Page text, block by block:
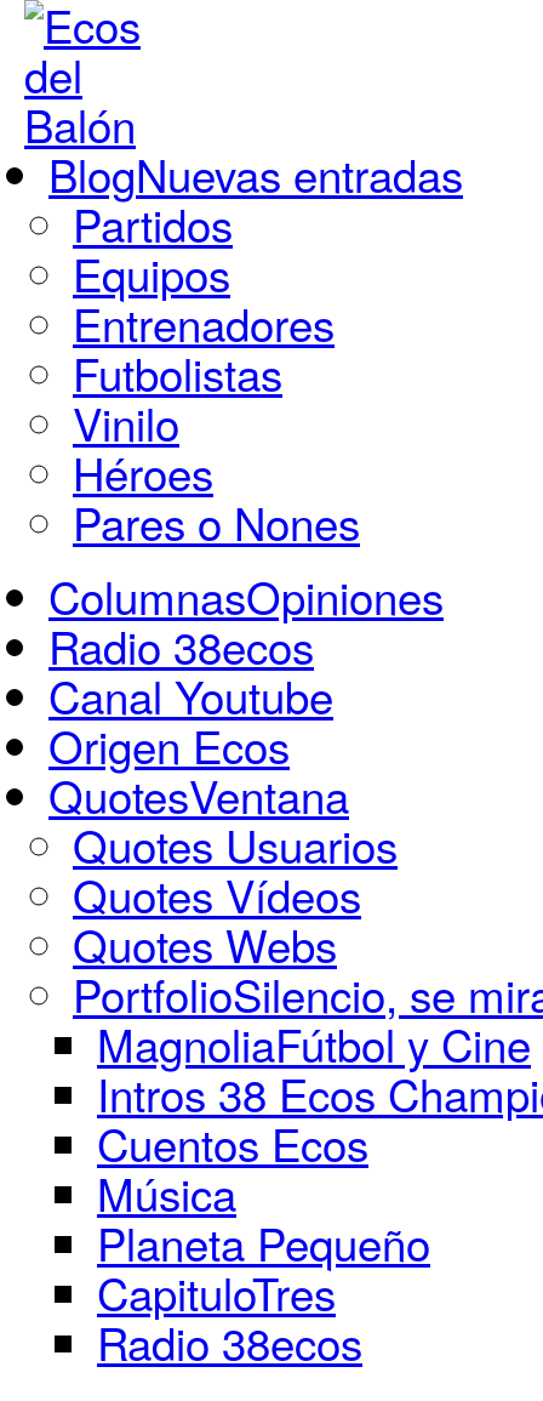
BlogNuevas entradas
Partidos
Equipos
Entrenadores
Futbolistas
Vinilo
Héroes
Pares o Nones
ColumnasOpiniones
Radio 38ecos
Canal Youtube
Origen Ecos
QuotesVentana
Quotes Usuarios
Quotes Vídeos
Quotes Webs
PortfolioSilencio, se
MagnoliaFútbol y Cine
Intros 38 Ecos
Cuentos Ecos
Música
Planeta Pequeño
CapituloTres
Radio 38ecos